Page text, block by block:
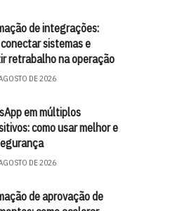
de integrações:
sistemas e
retrabalho na operação
DE 2026
em múltiplos
como usar melhor e
DE 2026
de aprovação de